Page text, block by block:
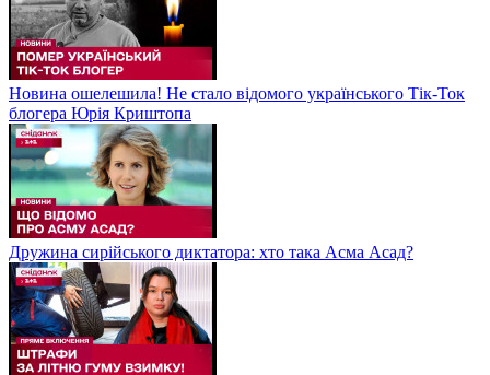
Новина ошелешила! Не стало відомого українського Тік-Ток
блогера Юрія Криштопа
Дружина сирійського диктатора: хто така Асма Асад?